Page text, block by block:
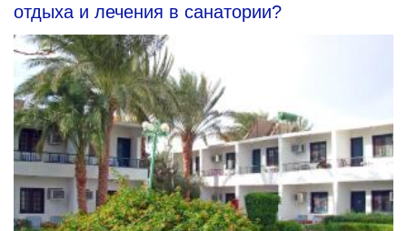
отдыха и лечения в санатории?